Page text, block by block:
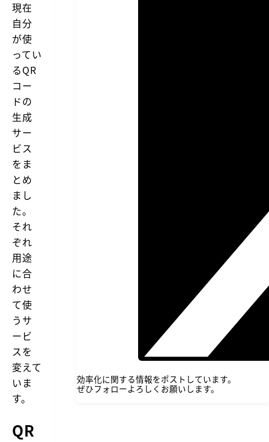
現在
自分
が使
ってい
るQR
コー
ドの
生成
サー
ビス
をま
とめ
まし
た。
それ
ぞれ
用途
に合
わせ
て使
うサ
ービ
スを
変えて
いま
す。
QR
効率化に関する情報をポストしています。
ぜひフォローよろしくお願いします。